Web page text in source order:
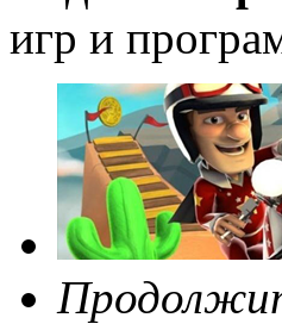
игр и